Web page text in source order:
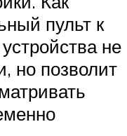
пульт к
не
но позволит